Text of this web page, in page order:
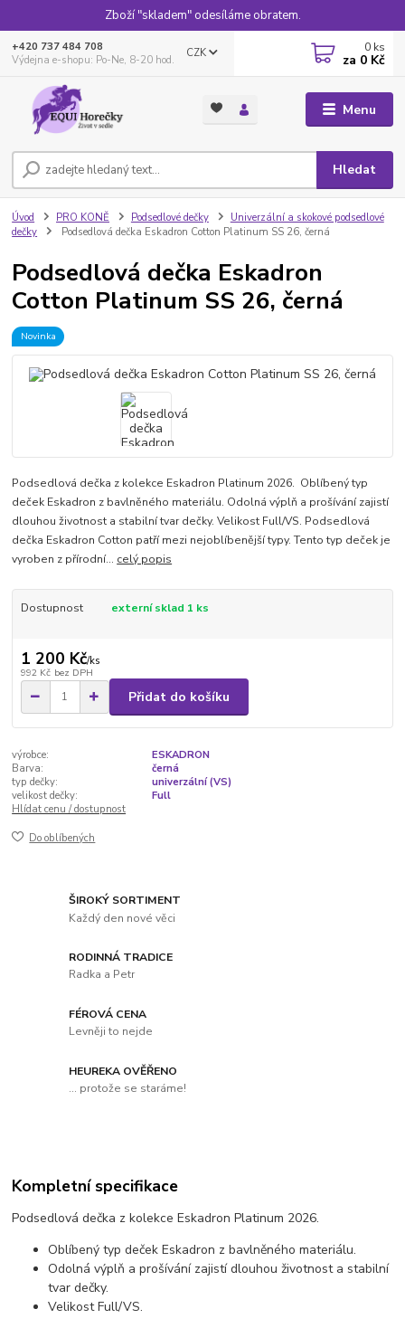
Zboží "skladem" odesíláme obratem.
Menu
CZK
Hledat
+420 737 484 708
Výdejna e-shopu: Po-Ne, 8-20 hod.
0 ks
za 0 Kč
Úvod PRO KONĚ Podsedlové dečky
Univerzální a skokové podsedlové
dečky
Podsedlová dečka Eskadron Cotton Platinum SS 26, černá
Podsedlová dečka Eskadron
Cotton Platinum SS 26, černá
Novinka
Podsedlová dečka z kolekce Eskadron Platinum 2026. Oblíbený typ
deček Eskadron z bavlněného materiálu. Odolná výplň a prošívání zajistí
dlouhou životnost a stabilní tvar dečky. Velikost Full/VS. Podsedlová
dečka Eskadron Cotton patří mezi nejoblíbenější typy. Tento typ deček je
vyroben z přírodní... celý popis
Dostupnost externí sklad 1 ks
1 200 Kč/ks
992 Kč bez DPH
Přidat do košíku
výrobce:
ESKADRON
Barva:
černá
typ dečky:
univerzální (VS)
velikost dečky:
Full
Hlídat cenu / dostupnost
Do oblíbených
ŠIROKÝ SORTIMENT
Každý den nové věci
RODINNÁ TRADICE
Radka a Petr
FÉROVÁ CENA
Levněji to nejde
HEUREKA OVĚŘENO
... protože se staráme!
Kompletní specifikace
Podsedlová dečka z kolekce Eskadron Platinum 2026.
Oblíbený typ deček Eskadron z bavlněného materiálu.
Odolná výplň a prošívání zajistí dlouhou životnost a stabilní
tvar dečky.
Velikost Full/VS.